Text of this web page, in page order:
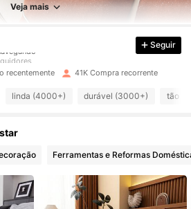
Veja mais
Seguir
recentemente 41K Compra recorrente
linda (4000+) durável (3000+) tão
Ferramentas e Reformas